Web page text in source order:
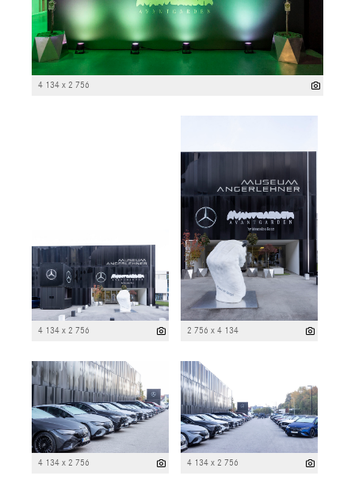
4 134 x 2 756
4 134 x 2 756 2 756 x 4 134
4 134 x 2 756 4 134 x 2 756